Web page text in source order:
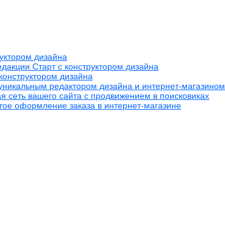
дизайна
Старт с конструктором дизайна
дизайна
редактором дизайна и интернет-магазином
сеть вашего сайта с продвижением в поисковиках
оформление заказа в интернет-магазине